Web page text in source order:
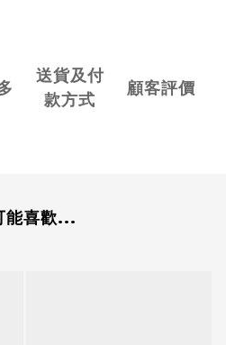
送貨及付
款方式
顧客評價
能喜歡...